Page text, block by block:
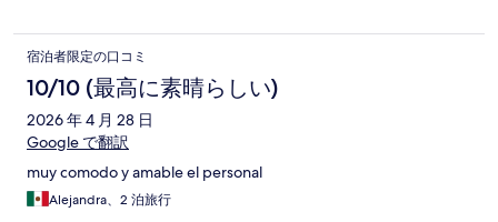
宿泊者限定の口コミ
10/10 (最高に素晴らしい)
2026 年 4 月 28 日
Google で翻訳
muy comodo y amable el personal
Alejandra、2 泊旅行